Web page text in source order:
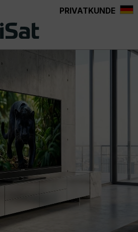
PRIVATKUNDE